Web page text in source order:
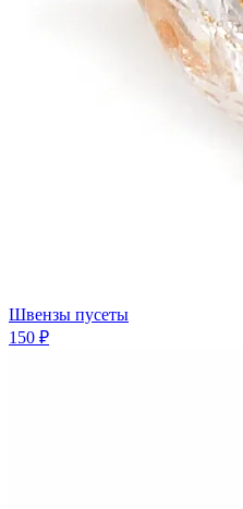
Швензы пусеты
150 ₽